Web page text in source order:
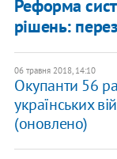
Реформа
рішень:
06 травня 2018, 14:10
Окупанти 56
українських
(оновлено)